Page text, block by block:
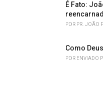
É Fato:
POR PR. JOÃO
Como
POR ENVIADO